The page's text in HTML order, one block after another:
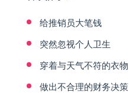
给推销员大笔钱
突然忽视个人卫生
穿着与天气不符的衣物
做出不合理的财务决策